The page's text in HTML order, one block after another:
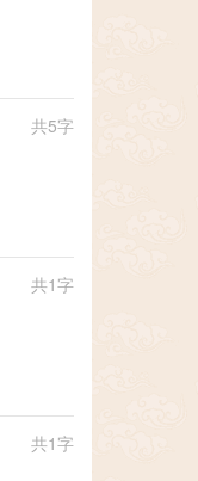
共5字
共1字
共1字